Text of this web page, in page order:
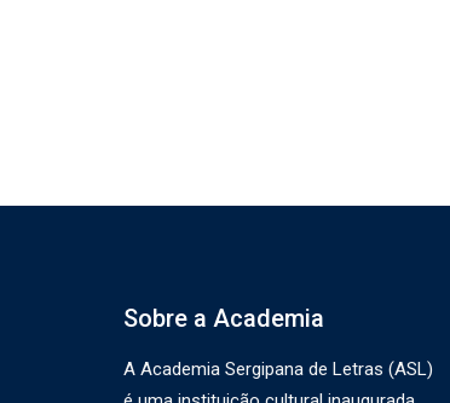
Sobre a Academia
A Academia Sergipana de Letras (ASL)